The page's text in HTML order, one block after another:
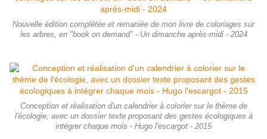
Nouvelle édition complétée et remaniée de mon livre de coloriages sur
les arbres, en "book on demand" - Un dimanche après-midi - 2024
Conception et réalisation d'un calendrier à colorier sur le thème de
l'écologie, avec un dossier texte proposant des gestes écologiques à
intégrer chaque mois - Hugo l'escargot - 2015